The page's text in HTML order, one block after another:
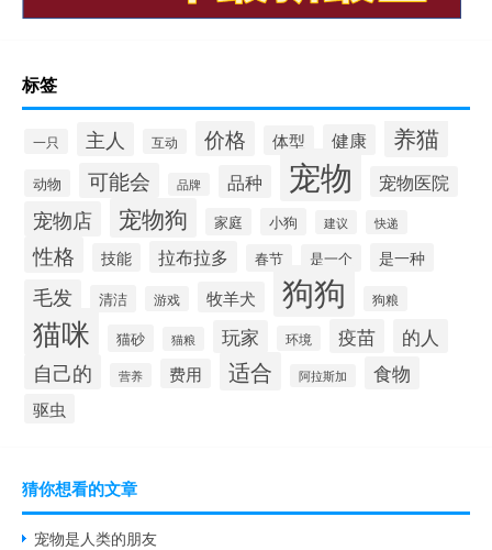
标签
一只 主人 互动 价格 体型 健康 养猫
动物 可能会 品牌 品种 宠物 宠物医院
宠物店 宠物狗 家庭 小狗 建议 快递
性格 技能 拉布拉多 春节 是一个 是一种
毛发 清洁 游戏 牧羊犬 狗狗 狗粮
猫咪 猫砂 猫粮 玩家 环境 疫苗 的人
自己的 营养 费用 适合 阿拉斯加 食物
驱虫
猜你想看的文章
宠物是人类的朋友